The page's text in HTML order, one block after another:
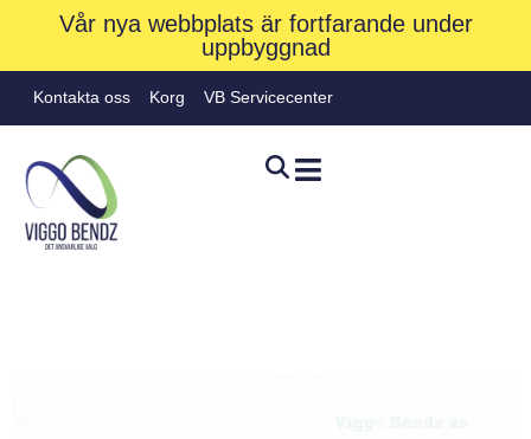
Vår nya webbplats är fortfarande under
uppbyggnad
Kontakta oss Korg VB Servicecenter